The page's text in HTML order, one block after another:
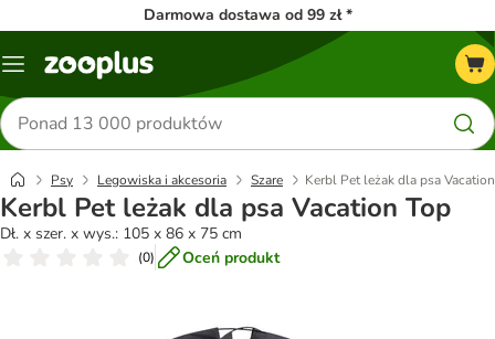
Darmowa dostawa od 99 zł *
Menu
Szukaj
produktów
Psy Legowiska i akcesoria Szare Kerbl Pet leżak dla psa
Kerbl Pet leżak dla psa Vacation Top
Dł. x szer. x wys.: 105 x 86 x 75 cm
(0) Oceń produkt